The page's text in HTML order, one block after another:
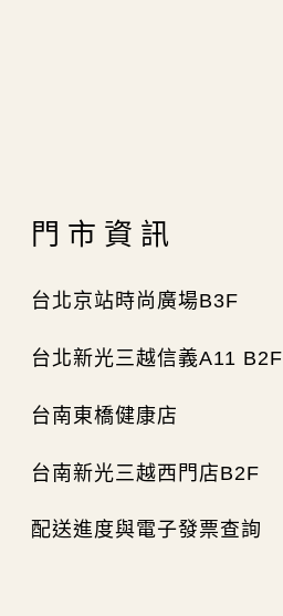
門市資訊
台北京站時尚廣場B3F
台北新光三越信義A11 B2F
台南東橋健康店
台南新光三越西門店B2F
配送進度與電子發票查詢